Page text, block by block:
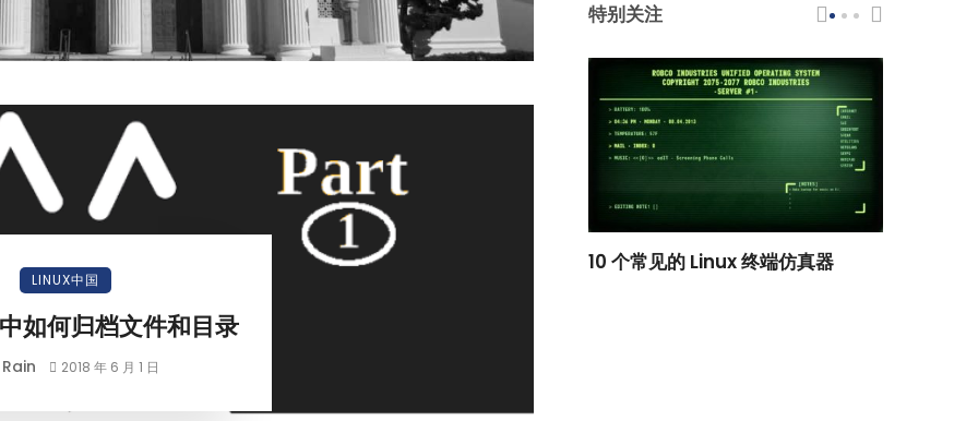
LINUX中国
如何归档文件和目录
Rain 2018 年 6 月 1 日
特别关注
小白观察：Let&apos;s Encrpt 正
过渡到 ISRG Root
更开放的分布式事务 | Fescar 品牌
10 个常见的 Linux 终端仿真器